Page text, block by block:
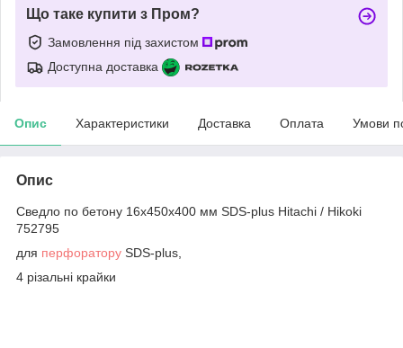
Що таке купити з Пром?
Замовлення під захистом
Доступна доставка
Опис Характеристики Доставка Оплата Умови
Опис
Сведло по бетону 16х450х400 мм SDS-plus Hitachi / Hikoki
752795
для перфоратору SDS-plus,
4 різальні крайки